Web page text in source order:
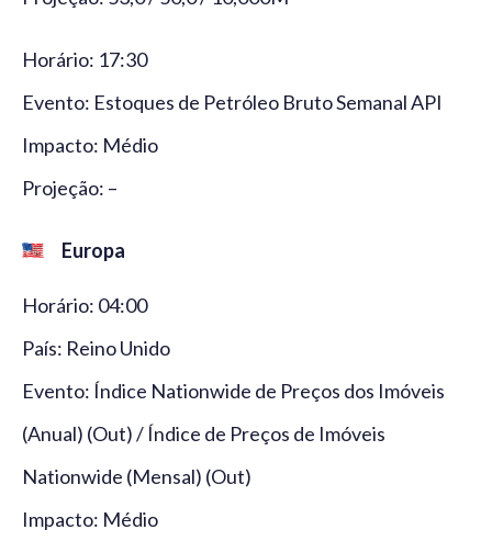
Horário: 17:30
Evento: Estoques de Petróleo Bruto Semanal API
Impacto: Médio
Projeção: –
Europa
Horário: 04:00
País: Reino Unido
Evento: Índice Nationwide de Preços dos Imóveis
(Anual) (Out) / Índice de Preços de Imóveis
Nationwide (Mensal) (Out)
Impacto: Médio